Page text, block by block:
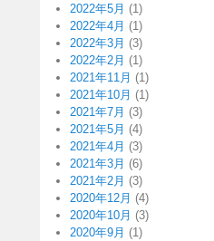
2022年5月 (1)
2022年4月 (1)
2022年3月 (3)
2022年2月 (1)
2021年11月 (1)
2021年10月 (1)
2021年7月 (3)
2021年5月 (4)
2021年4月 (3)
2021年3月 (6)
2021年2月 (3)
2020年12月 (4)
2020年10月 (3)
2020年9月 (1)